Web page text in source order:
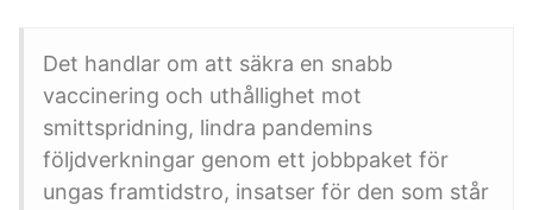
Det handlar om att säkra en snabb
vaccinering och uthållighet mot
smittspridning, lindra pandemins
följdverkningar genom ett jobbpaket för
ungas framtidstro, insatser för den som står